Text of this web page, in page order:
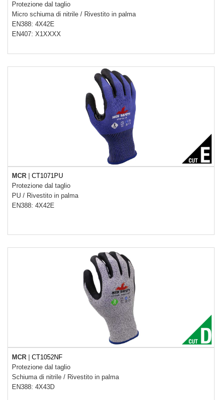
Protezione dal taglio
Micro schiuma di nitrile / Rivestito in palma
EN388: 4X42E
EN407: X1XXXX
MCR |CT1071PU
Protezione dal taglio
PU / Rivestito in palma
EN388: 4X42E
MCR |CT1052NF
Protezione dal taglio
Schiuma di nitrile / Rivestito in palma
EN388: 4X43D